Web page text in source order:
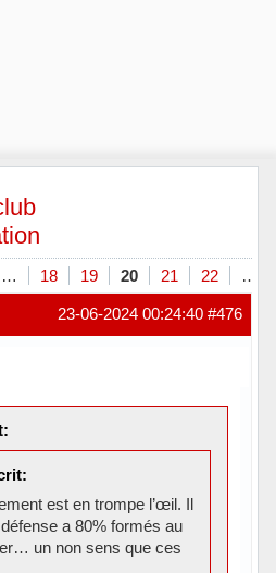
… 18 19 20 21 22 …
#476
23-06-2024 00:24:40
est en trompe l’œil. Il
a 80% formés au
un non sens que ces